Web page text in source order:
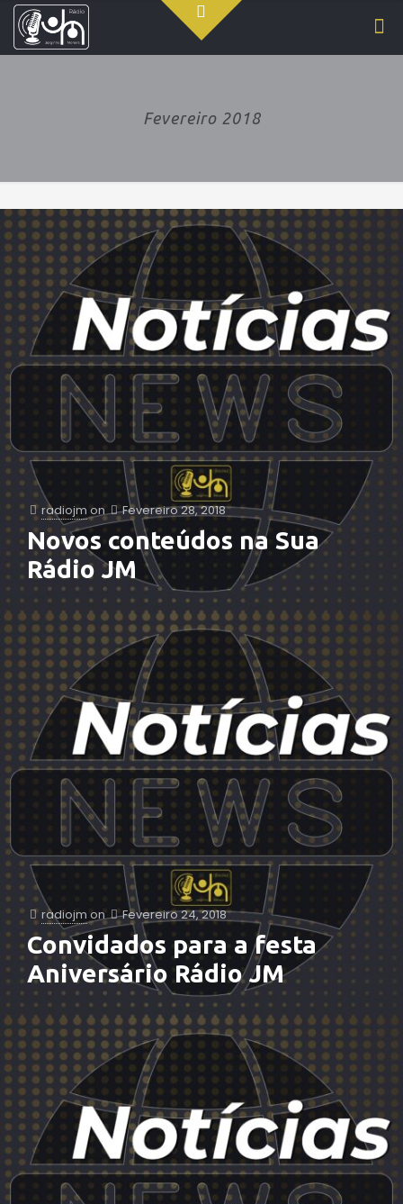
Fevereiro 2018
radiojm on Fevereiro 28, 2018
Novos conteúdos na Sua
Rádio JM
radiojm on Fevereiro 24, 2018
Convidados para a festa
Aniversário Rádio JM